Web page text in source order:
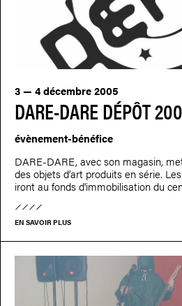
DARE-DARE DÉPÔT
3 — 4 décembre 2005
évènement-bénéfice
DARE-DARE, avec son magasin,
des objets d’art produits en série.
iront au fonds d'immobilisation du
EN SAVOIR PLUS